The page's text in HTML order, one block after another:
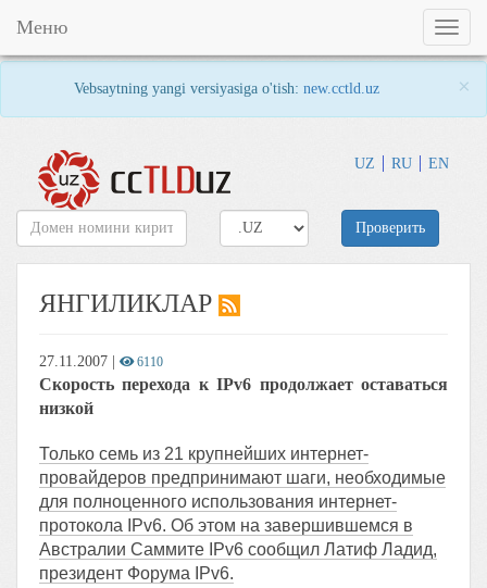
Vebsaytning yangi versiyasiga o'tish: new.cctld.uz ×
UZ RU EN
Toggle
Меню
Проверить
ЯНГИЛИКЛАР
27.11.2007 6110
Скорость перехода к IPv6 продолжает оставаться
низкой
Только семь из 21 крупнейших интернет-
провайдеров предпринимают шаги, необходимые
для полноценного использования интернет-
протокола IPv6. Об этом на завершившемся в
Австралии Саммите IPv6 сообщил Латиф Ладид,
президент Форума IPv6.